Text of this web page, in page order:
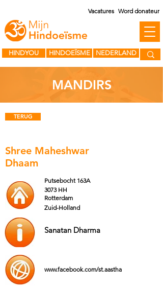
HINDOEÏSME
HINDYOU NEDERLAND
Vacatures Word donateur
MANDIRS
TERUG
Shree Maheshwar
Dhaam
Putsebocht 163A
Rotterdam
3073 HH
Zuid-Holland
Sanatan Dharma
www.facebook.com/st.aastha